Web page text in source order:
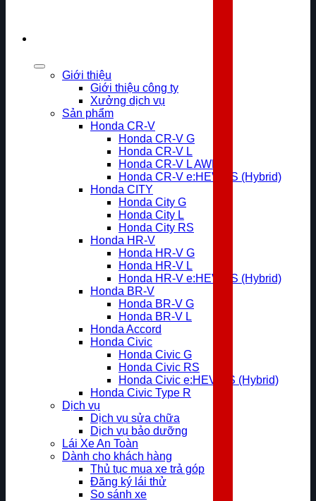
Giới thiệu
Giới thiệu công ty
Xưởng dịch vụ
Sản phẩm
Honda CR-V
Honda CR-V G
Honda CR-V L
Honda CR-V L AWD
Honda CR-V e:HEV RS (Hybrid)
Honda CITY
Honda City G
Honda City L
Honda City RS
Honda HR-V
Honda HR-V G
Honda HR-V L
Honda HR-V e:HEV RS (Hybrid)
Honda BR-V
Honda BR-V G
Honda BR-V L
Honda Accord
Honda Civic
Honda Civic G
Honda Civic RS
Honda Civic e:HEV RS (Hybrid)
Honda Civic Type R
Dịch vụ
Dịch vụ sửa chữa
Dịch vụ bảo dưỡng
Lái Xe An Toàn
Dành cho khách hàng
Thủ tục mua xe trả góp
Đăng ký lái thử
So sánh xe